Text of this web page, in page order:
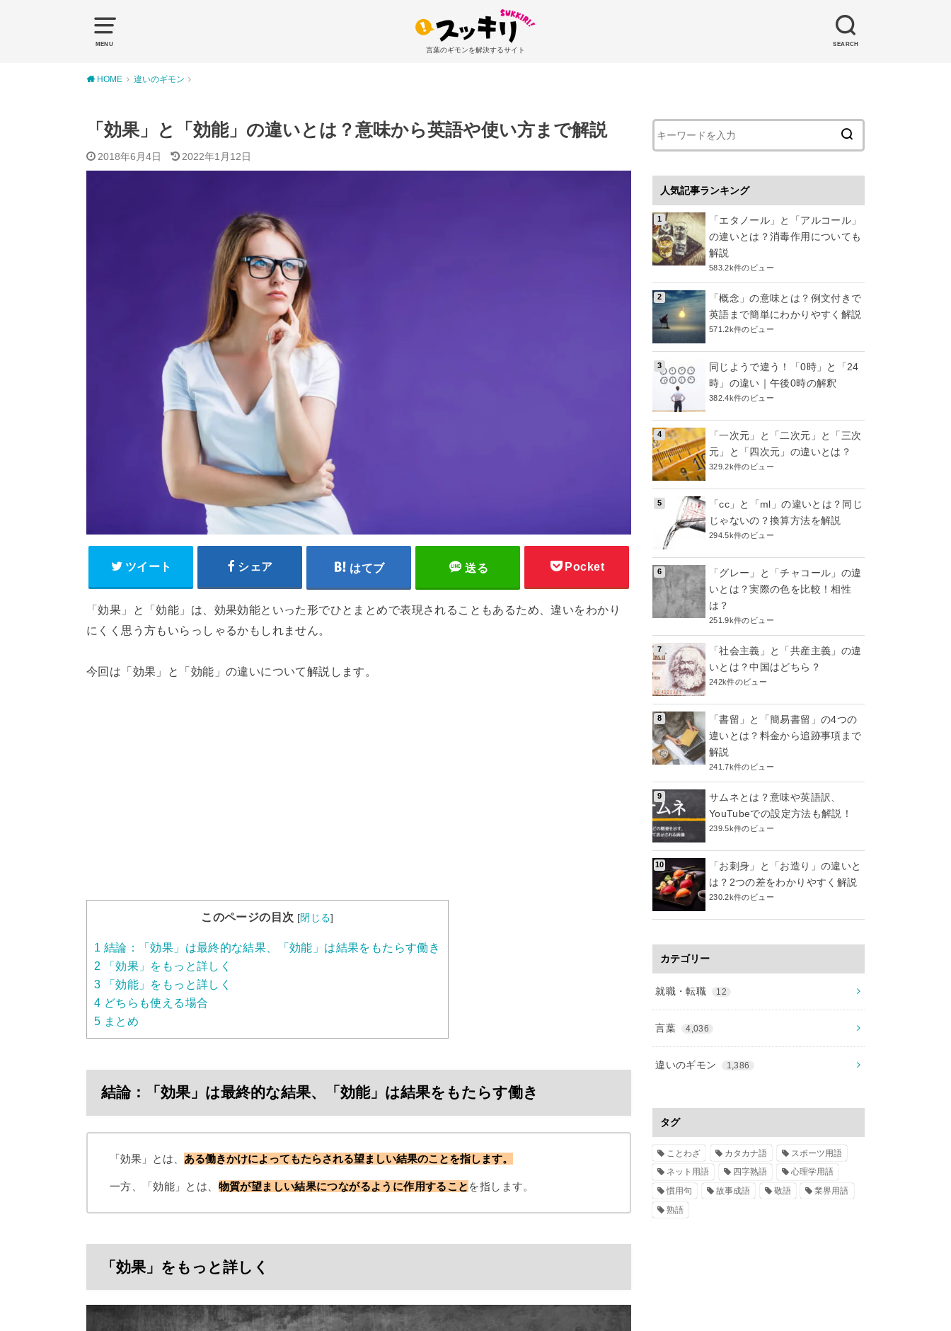
MENU SEARCH
言葉のギモンを解決するサイト
HOME 違いのギモン
「効果」と「効能」の違いとは？意味から英語や使い方まで解説
2018年6月4日 2022年1月12日
ツイート シェア はてブ 送る Pocket
「効果」と「効能」は、効果効能といった形でひとまとめで表現されることもあるため、違いをわかり
にくく思う方もいらっしゃるかもしれません。
今回は「効果」と「効能」の違いについて解説します。
このページの目次 [閉じる]
1 結論：「効果」は最終的な結果、「効能」は結果をもたらす働き
2 「効果」をもっと詳しく
3 「効能」をもっと詳しく
4 どちらも使える場合
5 まとめ
結論：「効果」は最終的な結果、「効能」は結果をもたらす働き
「効果」とは、 ある働きかけによってもたらされる望ましい結果のことを指します。
一方、「効能」とは、 物質が望ましい結果につながるように作用すること を指します。
「効果」をもっと詳しく
人気記事ランキング
「エタノール」と「アルコール」
の違いとは？消毒作用についても
解説
583.2k件のビュー
「概念」の意味とは？例文付きで
英語まで簡単にわかりやすく解説
571.2k件のビュー
同じようで違う！「0時」と「24
時」の違い｜午後0時の解釈
382.4k件のビュー
「一次元」と「二次元」と「三次
元」と「四次元」の違いとは？
329.2k件のビュー
「cc」と「ml」の違いとは？同じ
じゃないの？換算方法を解説
294.5k件のビュー
「グレー」と「チャコール」の違
いとは？実際の色を比較！相性
は？
251.9k件のビュー
「社会主義」と「共産主義」の違
いとは？中国はどちら？
242k件のビュー
「書留」と「簡易書留」の4つの
違いとは？料金から追跡事項まで
解説
241.7k件のビュー
サムネとは？意味や英語訳、
YouTubeでの設定方法も解説！
239.5k件のビュー
「お刺身」と「お造り」の違いと
は？2つの差をわかりやすく解説
230.2k件のビュー
カテゴリー
就職・転職 12
言葉 4,036
違いのギモン 1,386
タグ
ことわざ カタカナ語
スポーツ用語
ネット用語
四字熟語
心理学用語
慣用句
故事成語 敬語
業界用語
熟語